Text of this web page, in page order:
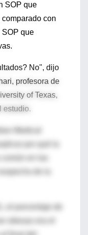
SOP que
con
SOP que
No", dijo
profesora de
of Texas,
estudio.
en las
el porcentaje de